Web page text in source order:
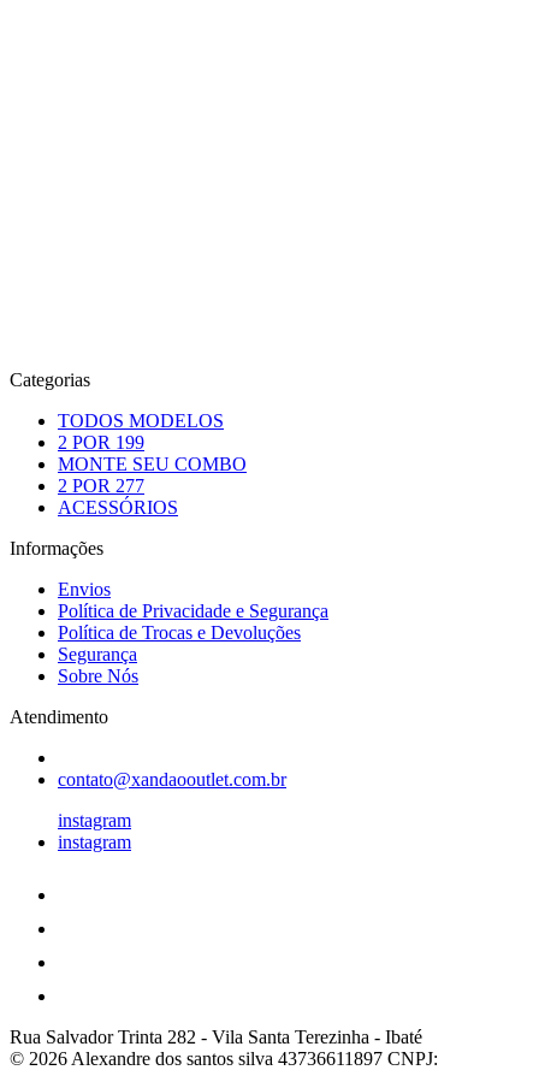
Categorias
TODOS MODELOS
2 POR 199
MONTE SEU COMBO
2 POR 277
ACESSÓRIOS
Informações
Envios
Política de Privacidade e Segurança
Política de Trocas e Devoluções
Segurança
Sobre Nós
Atendimento
contato@xandaooutlet.com.br
instagram
instagram
Rua Salvador Trinta 282 - Vila Santa Terezinha - Ibaté
© 2026 Alexandre dos santos silva 43736611897 CNPJ: